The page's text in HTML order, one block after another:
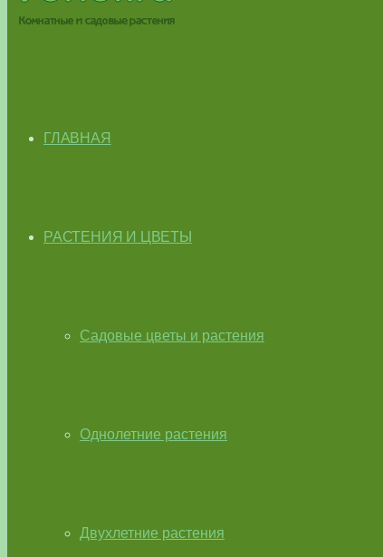
ГЛАВНАЯ
РАСТЕНИЯ И ЦВЕТЫ
Садовые цветы и растения
Однолетние растения
Двухлетние растения